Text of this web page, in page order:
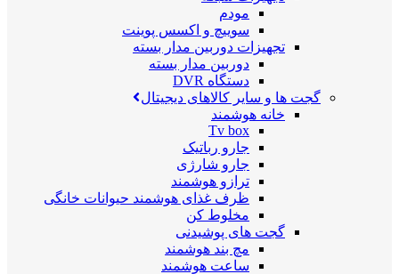
مودم
سوییچ و اکسس پوینت
تجهیزات دوربین مدار بسته
دوربین مدار بسته
دستگاه DVR
گجت ها و سایر کالاهای دیجیتال
خانه هوشمند
Tv box
جارو رباتیک
جارو شارژی
ترازو هوشمند
ظرف غذای هوشمند حیوانات خانگی
مخلوط کن
گجت های پوشیدنی
مچ بند هوشمند
ساعت هوشمند